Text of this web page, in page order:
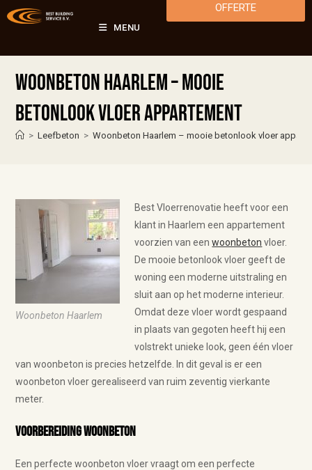
MENU
OFFERTE
Woonbeton Haarlem – mooie
betonlook vloer appartement
> Leefbeton > Woonbeton Haarlem – mooie betonlook vloer
Woonbeton Haarlem
Best Vloerrenovatie heeft voor een
klant in Haarlem een appartement
voorzien van eenwoonbeton vloer.
De mooie betonlook vloer geeft de
woning een moderne uitstraling en
sluit aan op het moderne interieur.
Omdat deze vloer wordt gespaand
in plaats van gegoten heeft hij een
volstrekt unieke look, geen één vloer
van woonbeton is precies hetzelfde. In dit geval is er een
woonbeton vloer gerealiseerd van ruim zeventig vierkante
meter.
Voorbereiding woonbeton
Een perfecte woonbeton vloer vraagt om een perfecte